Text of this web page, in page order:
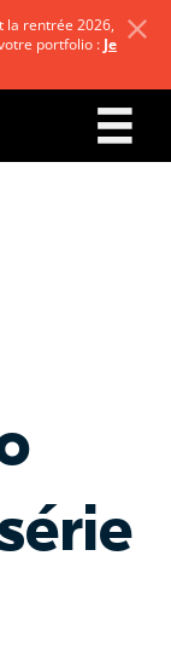
la rentrée 2026,
portfolio : Je